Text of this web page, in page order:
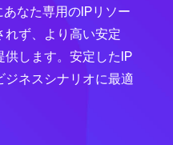
なた専用のIPリソー
れず、より高い安定
します。安定したIP
ジネスシナリオに最適